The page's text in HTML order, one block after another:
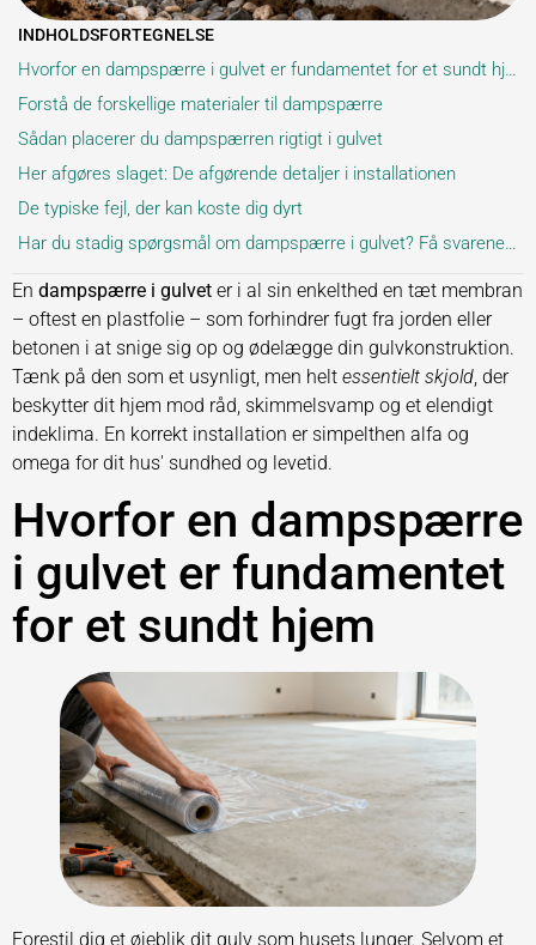
INDHOLDSFORTEGNELSE
Hvorfor en dampspærre i gulvet er fundamentet for et sundt hjem
Forstå de forskellige materialer til dampspærre
Sådan placerer du dampspærren rigtigt i gulvet
Her afgøres slaget: De afgørende detaljer i installationen
De typiske fejl, der kan koste dig dyrt
Har du stadig spørgsmål om dampspærre i gulvet? Få svarene her
En dampspærre i gulvet er i al sin enkelthed en tæt membran
– oftest en plastfolie – som forhindrer fugt fra jorden eller
betonen i at snige sig op og ødelægge din gulvkonstruktion.
Tænk på den som et usynligt, men helt essentielt skjold, der
beskytter dit hjem mod råd, skimmelsvamp og et elendigt
indeklima. En korrekt installation er simpelthen alfa og
omega for dit hus' sundhed og levetid.
Hvorfor en dampspærre
i gulvet er fundamentet
for et sundt hjem
Forestil dig et øjeblik dit gulv som husets lunger. Selvom et